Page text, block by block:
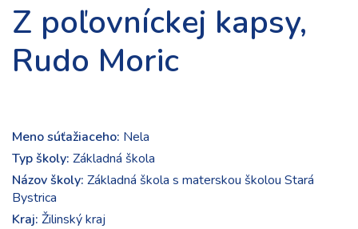
Z poľovníckej kapsy,
Rudo Moric
Meno súťažiaceho: Nela
Typ školy: Základná škola
Názov školy: Základná škola s materskou školou Stará
Bystrica
Kraj: Žilinský kraj